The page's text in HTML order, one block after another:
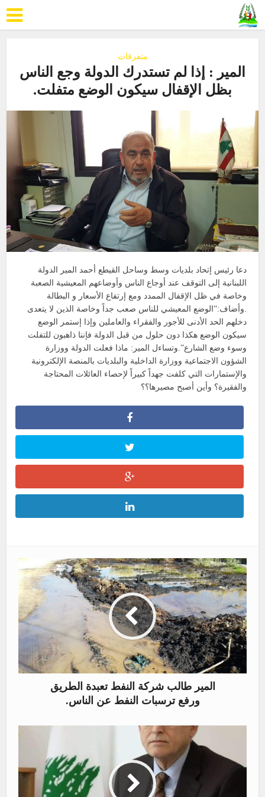
متفرقات
المير : إذا لم تستدرك الدولة وجع الناس
بظل الإقفال سيكون الوضع متفلت.
دعا رئيس إتحاد بلديات وسط وساحل القيطع أحمد المير الدولة
اللبنانية إلى التوقف عند أوجاع الناس وأوضاعهم المعيشية الصعبة
وخاصة في ظل الإقفال الممدد ومع إرتفاع الأسعار و البطالة
.وأضاف:”الوضع المعيشي للناس صعب جداً وخاصة الذين لا يتعدى
دخلهم الحد الأدنى للأجور والفقراء والعاملين وإذا إستمر الوضع
سيكون الوضع هكذا دون حلول من قبل الدولة فإننا ذاهبون للتفلت
وسوء وضع الشارع”.وتساءل المير: ماذا فعلت الدولة ووزارة
الشؤون الاجتماعية ووزارة الداخلية والبلديات بالمنصة الإلكترونية
والإستمارات التي كلفت جهداً كبيراً لإحصاء العائلات المحتاجة
والفقيرة؟ وأين أصبح مصيرها؟؟
المير طالب شركة النفط تعبدة الطريق
ورفع ترسبات النفط عن الناس.